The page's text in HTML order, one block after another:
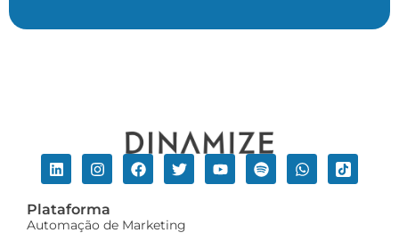
Plataforma
Automação de Marketing